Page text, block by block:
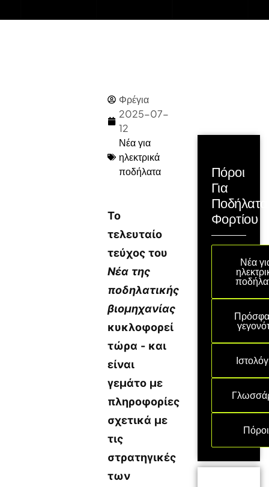
Φρέγια
2025-07-
12
Νέα για
ηλεκτρικά
ποδήλατα
Το
τελευταίο
τεύχος του
Νέα της
ποδηλατικής
βιομηχανίας
κυκλοφορεί
τώρα - και
είναι
γεμάτο με
πληροφορίες
σχετικά με
τις
στρατηγικές
των
Πόροι
Για
Ποδήλατα
Φορτίου
Νέα
Πόροι